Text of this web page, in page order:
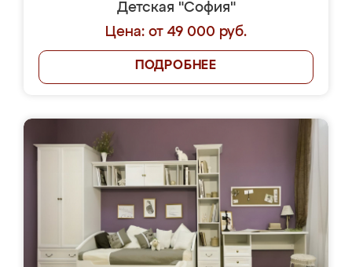
Детская "София"
Цена: от 49 000 руб.
ПОДРОБНЕЕ